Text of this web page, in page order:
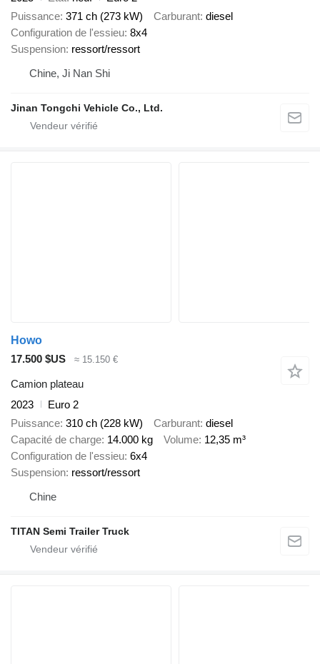
Puissance 371 ch (273 kW) Carburant diesel
Configuration de l'essieu 8x4
Suspension ressort/ressort
Chine, Ji Nan Shi
Jinan Tongchi Vehicle Co., Ltd.
Howo
17.500 $US
≈ 15.150 €
Camion plateau
2023
Euro 2
Puissance 310 ch (228 kW) Carburant diesel
Capacité de charge 14.000 kg Volume 12,35 m³
Configuration de l'essieu 6x4
Suspension ressort/ressort
Chine
TITAN Semi Trailer Truck